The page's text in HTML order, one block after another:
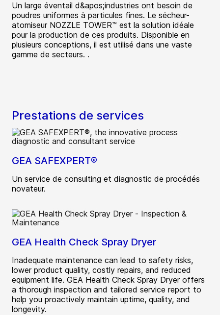
Un large éventail d&apos;industries ont besoin de
poudres uniformes à particules fines. Le sécheur-
atomiseur NOZZLE TOWER™ est la solution idéale
pour la production de ces produits. Disponible en
plusieurs conceptions, il est utilisé dans une vaste
gamme de secteurs. .
Prestations de services
GEA SAFEXPERT®
Un service de consulting et diagnostic de procédés
novateur.
GEA Health Check Spray Dryer
Inadequate maintenance can lead to safety risks,
lower product quality, costly repairs, and reduced
equipment life. GEA Health Check Spray Dryer offers
a thorough inspection and tailored service report to
help you proactively maintain uptime, quality, and
longevity.